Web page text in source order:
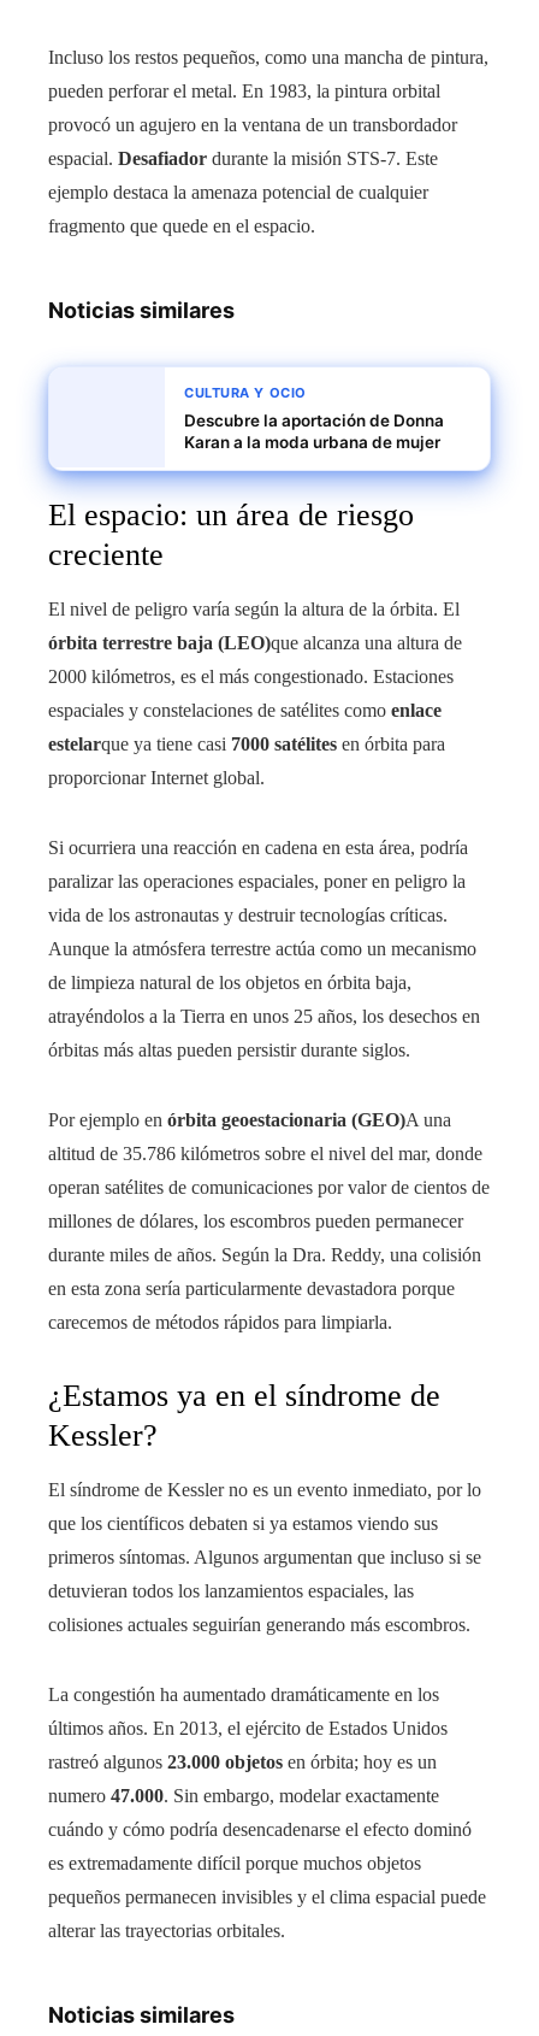
Incluso los restos pequeños, como una mancha de pintura,
pueden perforar el metal. En 1983, la pintura orbital
provocó un agujero en la ventana de un transbordador
espacial. Desafiador durante la misión STS-7. Este
ejemplo destaca la amenaza potencial de cualquier
fragmento que quede en el espacio.
Noticias similares
CULTURA Y OCIO
Descubre la aportación de Donna
Karan a la moda urbana de mujer
El espacio: un área de riesgo
creciente
El nivel de peligro varía según la altura de la órbita. El
órbita terrestre baja (LEO)que alcanza una altura de
2000 kilómetros, es el más congestionado. Estaciones
espaciales y constelaciones de satélites como enlace
estelarque ya tiene casi 7000 satélites en órbita para
proporcionar Internet global.
Si ocurriera una reacción en cadena en esta área, podría
paralizar las operaciones espaciales, poner en peligro la
vida de los astronautas y destruir tecnologías críticas.
Aunque la atmósfera terrestre actúa como un mecanismo
de limpieza natural de los objetos en órbita baja,
atrayéndolos a la Tierra en unos 25 años, los desechos en
órbitas más altas pueden persistir durante siglos.
Por ejemplo en órbita geoestacionaria (GEO)A una
altitud de 35.786 kilómetros sobre el nivel del mar, donde
operan satélites de comunicaciones por valor de cientos de
millones de dólares, los escombros pueden permanecer
durante miles de años. Según la Dra. Reddy, una colisión
en esta zona sería particularmente devastadora porque
carecemos de métodos rápidos para limpiarla.
¿Estamos ya en el síndrome de
Kessler?
El síndrome de Kessler no es un evento inmediato, por lo
que los científicos debaten si ya estamos viendo sus
primeros síntomas. Algunos argumentan que incluso si se
detuvieran todos los lanzamientos espaciales, las
colisiones actuales seguirían generando más escombros.
La congestión ha aumentado dramáticamente en los
últimos años. En 2013, el ejército de Estados Unidos
rastreó algunos 23.000 objetos en órbita; hoy es un
numero 47.000. Sin embargo, modelar exactamente
cuándo y cómo podría desencadenarse el efecto dominó
es extremadamente difícil porque muchos objetos
pequeños permanecen invisibles y el clima espacial puede
alterar las trayectorias orbitales.
Noticias similares